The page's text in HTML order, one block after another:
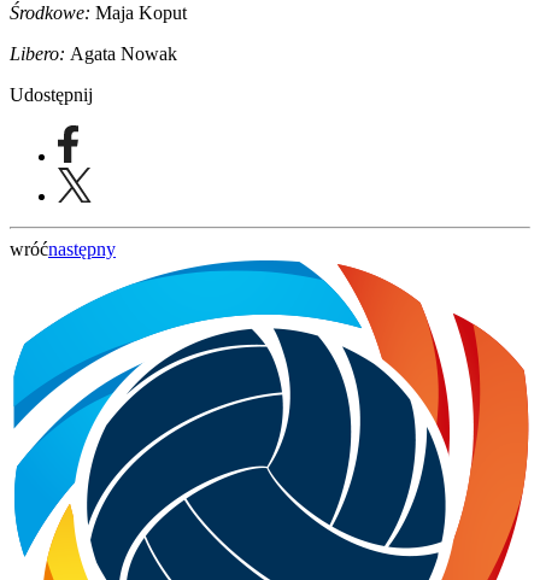
Środkowe: Maja Koput
Libero: Agata Nowak
Udostępnij
wróćnastępny